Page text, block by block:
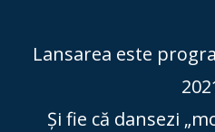
Lansarea este
Și fie că dansezi